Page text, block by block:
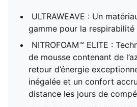
ULTRAWEAVE : Un
gamme pour la respirabilité
NITROFOAM™ ELITE :
de mousse contenant de
retour d’énergie
inégalée et un confort
distance les jours de